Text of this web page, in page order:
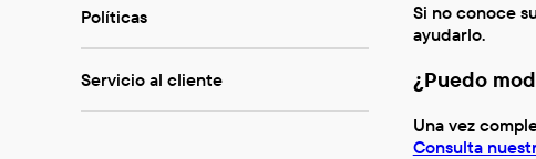
Políticas
Servicio al cliente
Si no conoce
ayudarlo.
¿Puedo
Una vez
Consulta